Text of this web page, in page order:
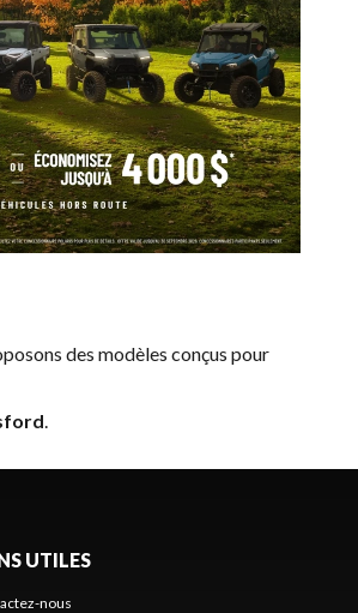
des modèles conçus pour
UTILES
nous